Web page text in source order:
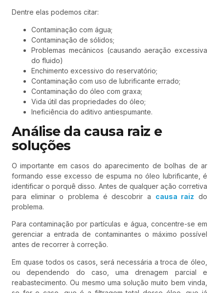
Dentre elas podemos citar:
Contaminação com água;
Contaminação de sólidos;
Problemas mecânicos (causando aeração excessiva
do fluido)
Enchimento excessivo do reservatório;
Contaminação com uso de lubrificante errado;
Contaminação do óleo com graxa;
Vida útil das propriedades do óleo;
Ineficiência do aditivo antiespumante.
Análise da causa raiz e
soluções
O importante em casos do aparecimento de bolhas de ar
formando esse excesso de espuma no óleo lubrificante, é
identificar o porquê disso. Antes de qualquer ação corretiva
para eliminar o problema é descobrir a causa raiz do
problema.
Para contaminação por partículas e água, concentre-se em
gerenciar a entrada de contaminantes o máximo possível
antes de recorrer à correção.
Em quase todos os casos, será necessária a troca de óleo,
ou dependendo do caso, uma drenagem parcial e
reabastecimento. Ou mesmo uma solução muito bem vinda,